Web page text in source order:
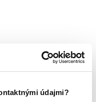
údajmi?